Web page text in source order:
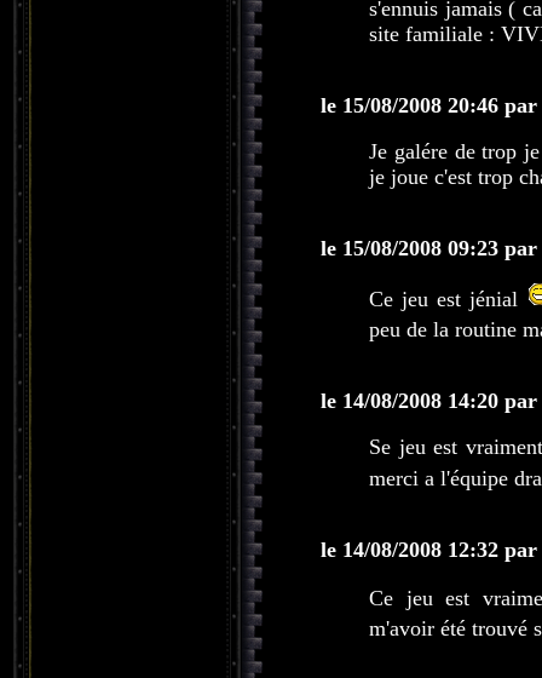
s'ennuis jamais (
site familiale :
le 15/08/2008 20:46 par
Je galére de trop
je joue c'est trop
le 15/08/2008 09:23 par
Ce jeu est jénial
peu de la routine
le 14/08/2008 14:20 par
Se jeu est
merci a l'équipe
le 14/08/2008 12:32 par
Ce jeu est
m'avoir été trouvé